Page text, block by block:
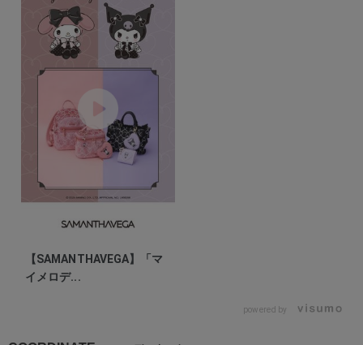
【SAMANTHAVEGA】「マ
イメロデ...
powered by